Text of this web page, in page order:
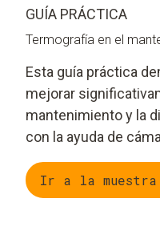
GUÍA PRÁCTICA
Termografía en el
Esta guía práctica
mejorar
mantenimiento y la
con la ayuda de
Ir a la